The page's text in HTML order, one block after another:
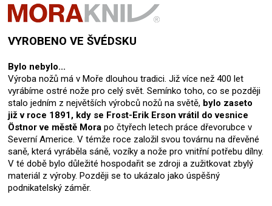
VYROBENO VE ŠVÉDSKU
Bylo nebylo...
Výroba nožů má v Moře dlouhou tradici. Již více než 400 let
vyrábíme ostré nože pro celý svět. Semínko toho, co se později
stalo jedním z největších výrobců nožů na světě, bylo zaseto
již v roce 1891, kdy se Frost-Erik Erson vrátil do vesnice
Östnor ve městě Mora po čtyřech letech práce dřevorubce v
Severní Americe. V témže roce založil svou továrnu na dřevěné
saně, která vyráběla sáně, vozíky a nože pro vnitřní potřebu dílny.
V té době bylo důležité hospodařit se zdroji a zužitkovat zbylý
materiál z výroby. Později se to ukázalo jako úspěšný
podnikatelský záměr.